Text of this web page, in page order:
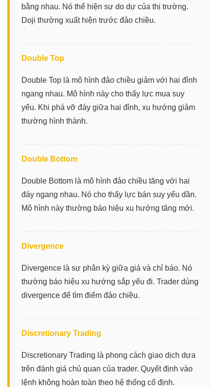
bằng nhau. Nó thể hiện sự do dự của thị trường.
Doji thường xuất hiện trước đảo chiều.
Double Top
Double Top là mô hình đảo chiều giảm với hai đỉnh
ngang nhau. Mô hình này cho thấy lực mua suy
yếu. Khi phá vỡ đáy giữa hai đỉnh, xu hướng giảm
thường hình thành.
Double Bottom
Double Bottom là mô hình đảo chiều tăng với hai
đáy ngang nhau. Nó cho thấy lực bán suy yếu dần.
Mô hình này thường báo hiệu xu hướng tăng mới.
Divergence
Divergence là sự phân kỳ giữa giá và chỉ báo. Nó
thường báo hiệu xu hướng sắp yếu đi. Trader dùng
divergence để tìm điểm đảo chiều.
Discretionary Trading
Discretionary Trading là phong cách giao dịch dựa
trên đánh giá chủ quan của trader. Quyết định vào
lệnh không hoàn toàn theo hệ thống cố định.